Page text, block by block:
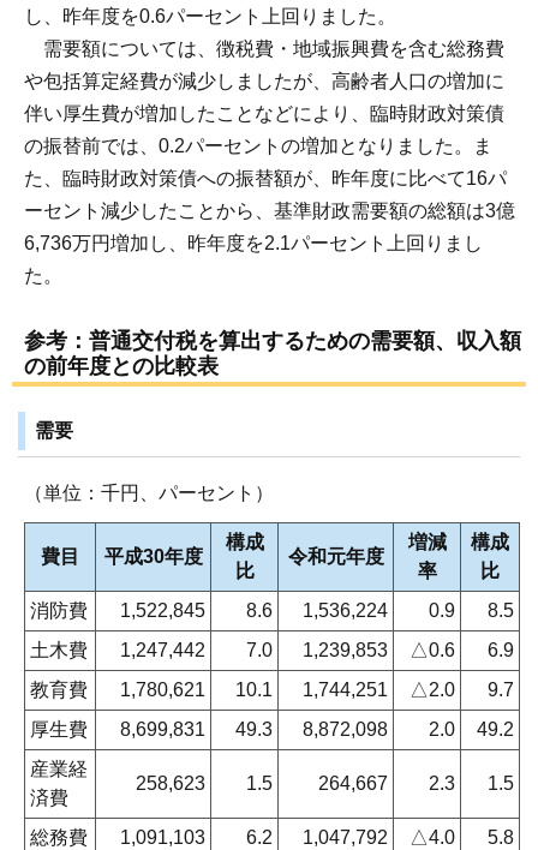
し、昨年度を0.6パーセント上回りました。
需要額については、徴税費・地域振興費を含む総務費
や包括算定経費が減少しましたが、高齢者人口の増加に
伴い厚生費が増加したことなどにより、臨時財政対策債
の振替前では、0.2パーセントの増加となりました。ま
た、臨時財政対策債への振替額が、昨年度に比べて16パ
ーセント減少したことから、基準財政需要額の総額は3億
6,736万円増加し、昨年度を2.1パーセント上回りまし
た。
参考：普通交付税を算出するための需要額、収入額
の前年度との比較表
需要
（単位：千円、パーセント）
費目 平成30年度
構成
比
令和元年度
増減
率
構成
比
消防費
1,522,845 8.6 1,536,224 0.9
8.5
土木費
1,247,442 7.0 1,239,853 △0.6
6.9
教育費
1,780,621 10.1 1,744,251 △2.0
9.7
厚生費
8,699,831 49.3 8,872,098 2.0
49.2
産業経
済費
258,623 1.5 264,667 2.3 1.5
総務費 1,091,103 6.2 1,047,792 △4.0
5.8